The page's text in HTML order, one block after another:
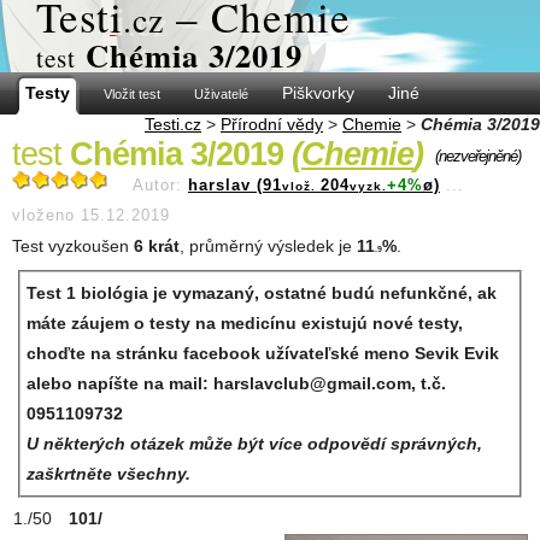
Testi.cz – Chemie
test Chémia 3/2019
Testy Vložit test Uživatelé Piškvorky
Jiné
Testi.cz > Přírodní vědy > Chemie > Chémia 3/2019
test Chémia 3/2019 (Chemie) (nezveřejněné)
Autor: harslav (91vlož. 204vyzk.+4%ø) ...
vloženo 15.12.2019
Test vyzkoušen 6 krát, průměrný výsledek je 11.9%.
Test 1 biológia je vymazaný, ostatné budú nefunkčné, ak
máte záujem o testy na medicínu existujú nové testy,
choďte na stránku facebook užívateľské meno Sevik Evik
alebo napíšte na mail: harslavclub@gmail.com, t.č.
0951109732
U některých otázek může být více odpovědí správných,
zaškrtněte všechny.
101/